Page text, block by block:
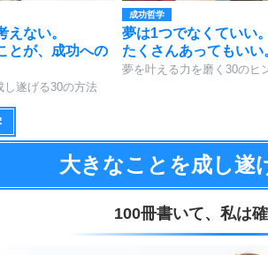
えない。
とが、成功への
し遂げる30の方法
成功哲学
夢は1つでなくていい。
たくさんあってもいい
夢を叶える力を磨く30のヒ
大きなことを成し遂
100冊書いて、 私は確